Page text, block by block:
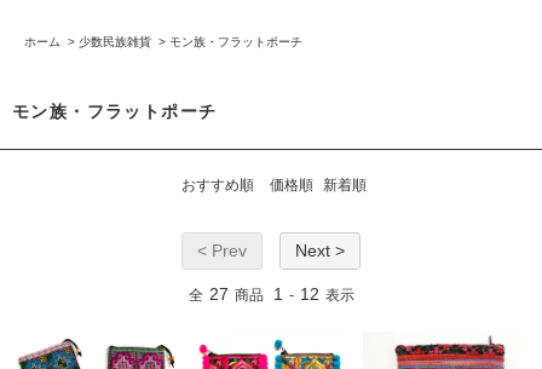
ホーム > 少数民族雑貨 > モン族・フラットポーチ
モン族・フラットポーチ
おすすめ順 価格順 新着順
< Prev Next >
全 27 商品 1 - 12 表示